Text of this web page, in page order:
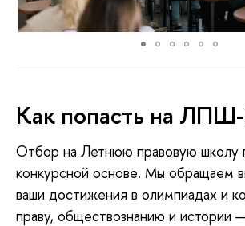
Как попасть на
Отбор на Летнюю правовую школу
конкурсной основе. Мы обращаем
ваши достижения в олимпиадах и
праву, обществознанию и истории